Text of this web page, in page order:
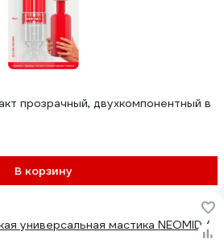
прозрачный, двухкомпонентный в
В корзину